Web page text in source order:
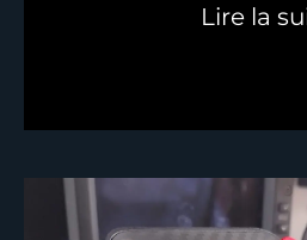
Lire la